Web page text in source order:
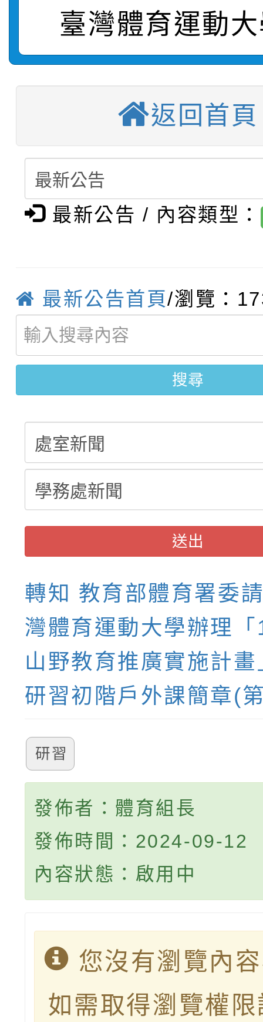
表
敬師藝文競賽』實施計
【甄選結果(第11招)】
學年度第1學期第7次代
結果(第11招)
【甄選結果(第3招)】
學年度第1學期第9次代
結果(第3招)
【甄選結果(第4招)】
學年度第1學期第9次
結果(第4招)
【甄選結果(第12招)】
學年度第1學期第7次代
結果(第12招)
轉知：桃園市115學年
賽及師生本土語及新住
賽實施要點
轉知：「桃園市115學
比賽實施要點」
轉知：「115年金融知
畫影片一案
劇比賽實施要點」及修
表
轉知：桃園市115年度
敬師藝文競賽』實施計
【甄選結果(第11招)】
學年度第1學期第7次
【甄選結果(第3招)】
結果(第3招)
臺灣體育運動
返回首頁
最新公告 / 內容類型：
最新公告首頁/瀏覽：
搜尋
送出
轉知 教育部體育署委
灣體育運動大學辦理
山野教育推廣實施計
研習初階戶外課簡章(
研習
發佈者：體育組長
發佈時間：2024-09-12
內容狀態：啟用中
您沒有瀏覽內
如需取得瀏覽權